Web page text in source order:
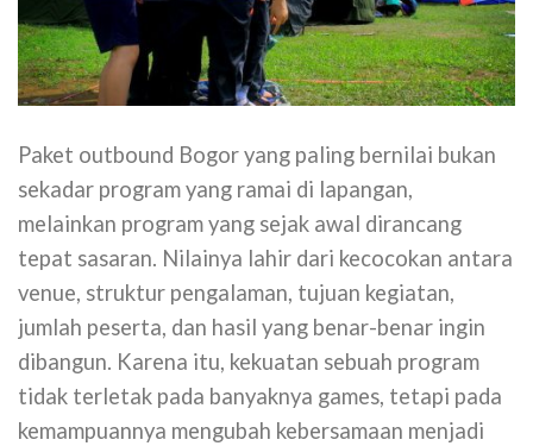
Paket outbound Bogor yang paling bernilai bukan
sekadar program yang ramai di lapangan,
melainkan program yang sejak awal dirancang
tepat sasaran. Nilainya lahir dari kecocokan antara
venue, struktur pengalaman, tujuan kegiatan,
jumlah peserta, dan hasil yang benar-benar ingin
dibangun. Karena itu, kekuatan sebuah program
tidak terletak pada banyaknya games, tetapi pada
kemampuannya mengubah kebersamaan menjadi